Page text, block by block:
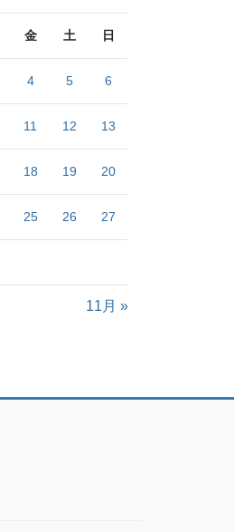
金 土 日
4 5 6
11 12 13
18 19 20
25 26 27
11月 »